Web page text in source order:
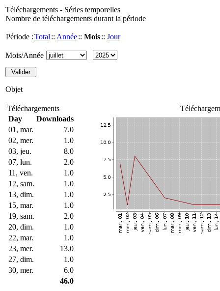
Téléchargements - Séries temporelles
Nombre de téléchargements durant la période
Période :Total :: Année:: Mois:: Jour
Mois/Année
Objet
Téléchargements
Day
Downloads
01, mar.
7.0
02, mer.
1.0
03, jeu.
8.0
07, lun.
2.0
11, ven.
1.0
12, sam.
1.0
13, dim.
1.0
15, mar.
1.0
19, sam.
2.0
20, dim.
1.0
22, mar.
1.0
23, mer.
13.0
27, dim.
1.0
30, mer.
6.0
46.0